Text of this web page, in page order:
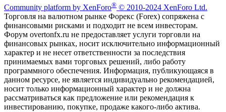
Community platform by XenForo® © 2010-2024 XenForo Ltd.
Торговля на валютном рынке Форекс (Forex) сопряжена с
финансовыми рисками и подходит не всем инвесторам.
Форум overtonfx.ru не предоставляет услуги торговли на
финансовых рынках, носит исключительно информационный
характер и не несет ответственности за последствия
принимаемых вами торговых решений, либо работу
программного обеспечения. Информация, публикующаяся в
данном ресурсе, не является индивидуально рекомендацией,
носит только информационный характер и не должна
рассматриваться как предложение или рекомендация к
инвестированию, покупке, продаже какого-либо актива.